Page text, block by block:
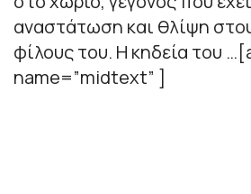
αναστάτωση και θλίψη
φίλους του. Η κηδεία του
name=”midtext” ]